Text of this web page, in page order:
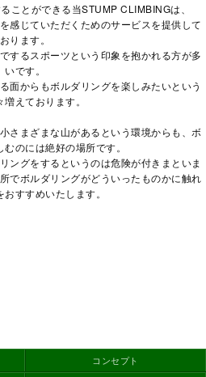
ことができる当STUMP CLIMBINGは、
感じていただくためのサービスを提供して
おります。
するスポーツという印象を抱かれる方が多
いです。
面からもボルダリングを楽しみたいという
えております。
さまざまな山があるという環境からも、ボ
のには絶好の場所です。
ングをするというのは危険が付きまといま
でボルダリングがどういったものかに触れ
すすめいたします。
コンセプト